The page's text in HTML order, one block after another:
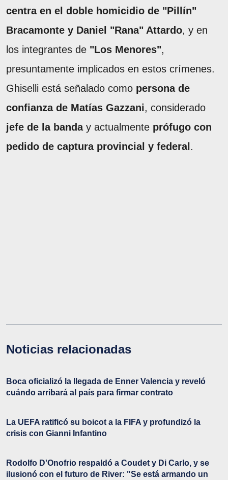
centra en el doble homicidio de "Pillín"
Bracamonte y Daniel "Rana" Attardo, y en
los integrantes de "Los Menores",
presuntamente implicados en estos crímenes.
Ghiselli está señalado como persona de
confianza de Matías Gazzani, considerado
jefe de la banday actualmente prófugo con
pedido de captura provincial y federal .
Noticias relacionadas
Boca oficializó la llegada de Enner Valencia y reveló
cuándo arribará al país para firmar contrato
La UEFA ratificó su boicot a la FIFA y profundizó la
crisis con Gianni Infantino
Rodolfo D'Onofrio respaldó a Coudet y Di Carlo, y se
ilusionó con el futuro de River: "Se está armando un